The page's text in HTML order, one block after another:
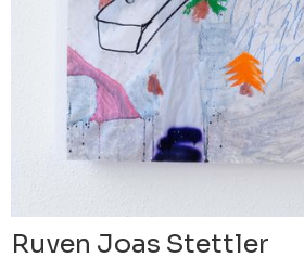
Ruven Joas Stettler